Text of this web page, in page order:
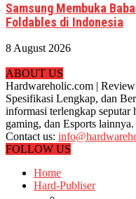
Samsung Membuka
Foldables di Indonesia
8 August 2026
ABOUT US
Hardwareholic.com |
Spesifikasi Lengkap, dan
informasi terlengkap seputar
gaming, dan Esports lainnya.
Contact us:
FOLLOW US
Home
Hard-Publiser